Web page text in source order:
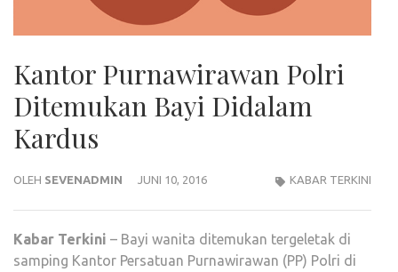
Kantor Purnawirawan Polri
Ditemukan Bayi Didalam
Kardus
OLEH SEVENADMIN JUNI 10, 2016 KABAR TERKINI
Kabar Terkini – Bayi wanita ditemukan tergeletak di
samping Kantor Persatuan Purnawirawan (PP) Polri di